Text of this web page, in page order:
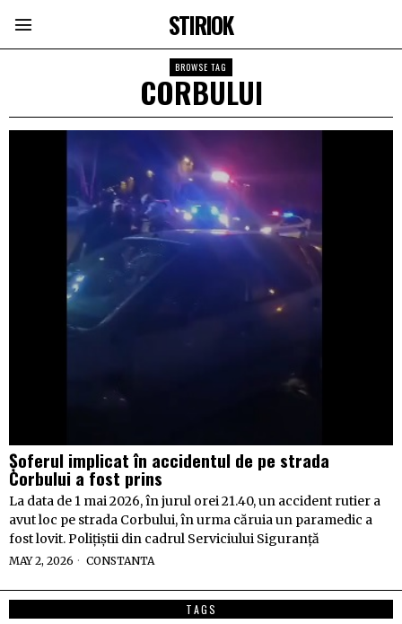
STIRIOK
BROWSE TAG
CORBULUI
Șoferul implicat în accidentul de pe strada
Corbului a fost prins
La data de 1 mai 2026, în jurul orei 21.40, un accident rutier a
avut loc pe strada Corbului, în urma căruia un paramedic a
fost lovit. Polițiștii din cadrul Serviciului Siguranță
MAY 2, 2026 CONSTANTA
TAGS